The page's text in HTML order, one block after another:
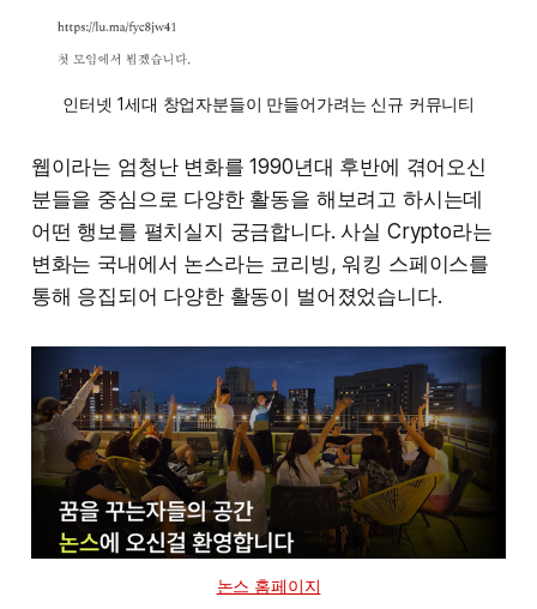
인터넷 1세대 창업자분들이 만들어가려는 신규 커뮤니티
웹이라는 엄청난 변화를 1990년대 후반에 겪어오신
분들을 중심으로 다양한 활동을 해보려고 하시는데
어떤 행보를 펼치실지 궁금합니다. 사실 Crypto라는
변화는 국내에서 논스라는 코리빙, 워킹 스페이스를
통해 응집되어 다양한 활동이 벌어졌었습니다.
논스 홈페이지